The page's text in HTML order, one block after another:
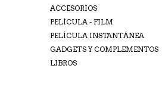
ACCESORIOS
PELÍCULA - FILM
PELÍCULA INSTANTÁNEA
GADGETS Y COMPLEMENTOS
LIBROS